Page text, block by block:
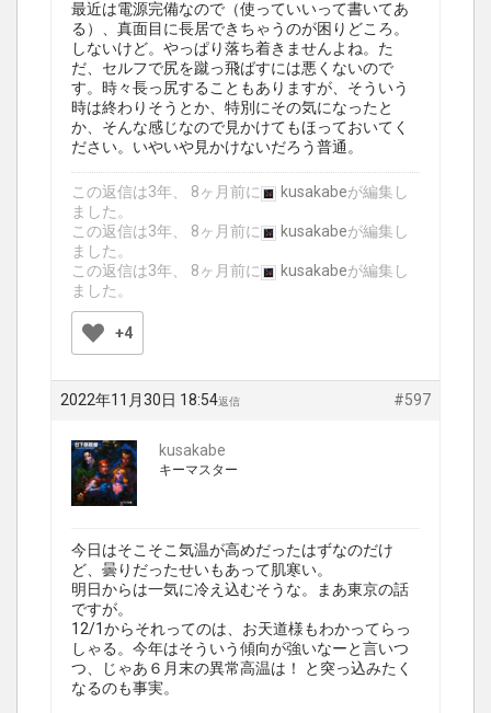
最近は電源完備なので（使っていいって書いてあ
る）、真面目に長居できちゃうのが困りどころ。
しないけど。やっぱり落ち着きませんよね。た
だ、セルフで尻を蹴っ飛ばすには悪くないので
す。時々長っ尻することもありますが、そういう
時は終わりそうとか、特別にその気になったと
か、そんな感じなので見かけてもほっておいてく
ださい。いやいや見かけないだろう普通。
この返信は3年、 8ヶ月前に kusakabeが編集し
ました。
この返信は3年、 8ヶ月前に
kusakabeが編集し
ました。
この返信は3年、 8ヶ月前に
kusakabeが編集し
ました。
+4
2022年11月30日 18:54 #597
返信
kusakabe
キーマスター
今日はそこそこ気温が高めだったはずなのだけ
ど、曇りだったせいもあって肌寒い。
明日からは一気に冷え込むそうな。まあ東京の話
ですが。
12/1からそれってのは、お天道様もわかってらっ
しゃる。今年はそういう傾向が強いなーと言いつ
つ、じゃあ６月末の異常高温は！ と突っ込みたく
なるのも事実。